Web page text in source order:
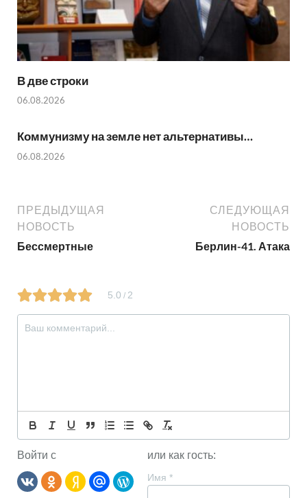
В две строки
06.08.2026
Коммунизму на земле нет альтернативы…
06.08.2026
ПРЕДЫДУЩАЯ
НОВОСТЬ
Бессмертные
СЛЕДУЮЩАЯ
НОВОСТЬ
Берлин-41. Атака
5.0 / 2
Войти с или как гость:
Имя *